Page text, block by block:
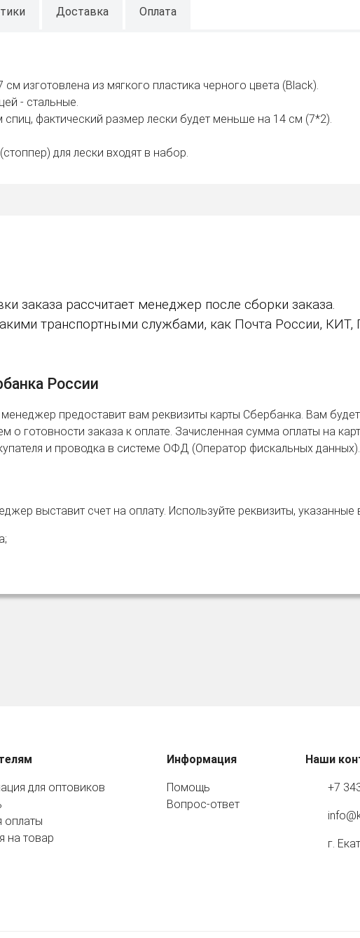
Доставка Оплата
изготовлена из мягкого пластика черного цвета (Black).
- стальные.
спиц, фактический размер лески будет меньше на 14 см (7*2).
для лески входят в набор.
заказа рассчитает менеджер после сборки заказа.
транспортными службами, как Почта России,
России
предоставит вам реквизиты карты Сбербанка. Вам
о готовности заказа к оплате. Зачисленная сумма оплаты на
и проводка в системе ОФД (Оператор фискальных данных).
выставит счет на оплату. Используйте реквизиты, указанные
для оптовиков
оплаты
на товар
Информация
Помощь
Вопрос-ответ
Наши
+7
г.